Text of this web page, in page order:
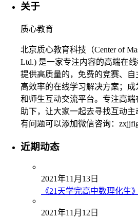
关于
质心教育
北京质心教育科技（Center of
Ltd.) 是一家专注内容的高端在
提供高质量的，免费的竞赛、
高效率的在线学习解决方案；
和师生互动交流平台。专注高
助下，让大家一起去寻找互动主
有问题可以添加微信咨询：
近期动态
2021年11月13日
《21天学完高中数理化生
2021年11月12日